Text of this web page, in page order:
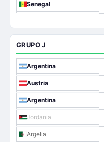
Senegal
GRUPO J
Argentina
Austria
Argentina
Jordania
Argelia